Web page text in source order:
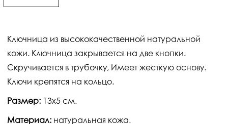
Ключница из высококачественной натуральной
кожи. Ключница закрывается на две кнопки.
Скручивается в трубочку, Имеет жесткую основу.
Ключи крепятся на кольцо.
Размер: 13х5 см.
Материал: натуральная кожа.